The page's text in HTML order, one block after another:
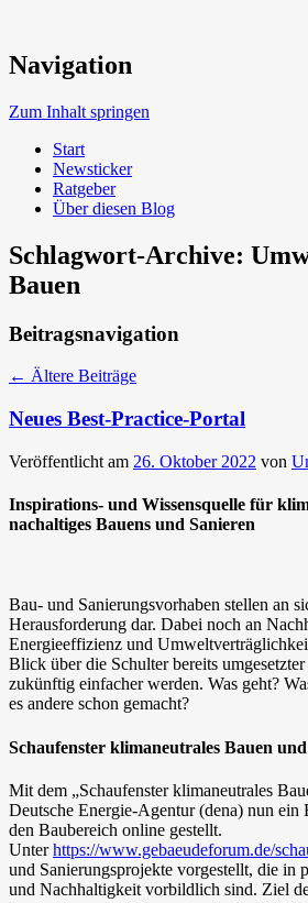
Umweltbewusst
Neue Trends beim Bauen
Navigation
Zum Inhalt springen
Start
Newsticker
Ratgeber
Über diesen Blog
Schlagwort-Archive:
Bauen
Beitragsnavigation
← Ältere Beiträge
Neues Best-Practice-Portal
Veröffentlicht am 26. Oktober 2022 von
Inspirations- und Wissensquelle für
nachaltiges Bauens und Sanieren
Bau- und Sanierungsvorhaben stellen an
Herausforderung dar. Dabei noch an
Energieeffizienz und
Blick über die Schulter bereits
zukünftig einfacher werden. Was geht?
es andere schon gemacht?
Schaufenster klimaneutrales Bauen
Mit dem „Schaufenster klimaneutrales
Deutsche Energie-Agentur (dena) nun ein
den Baubereich online gestellt.
Unterhttps://www.gebaeudeforum.de/
und Sanierungsprojekte vorgestellt, die in
und Nachhaltigkeit vorbildlich sind. Ziel